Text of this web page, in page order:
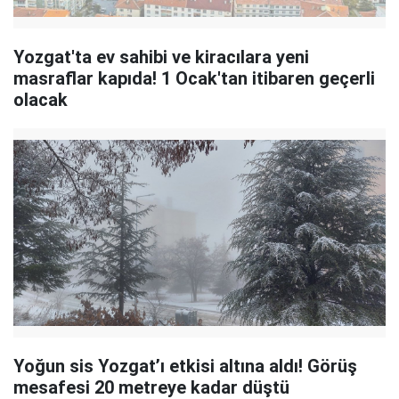
Yozgat'ta ev sahibi ve kiracılara yeni
masraflar kapıda! 1 Ocak'tan itibaren geçerli
olacak
Yoğun sis Yozgat’ı etkisi altına aldı! Görüş
mesafesi 20 metreye kadar düştü